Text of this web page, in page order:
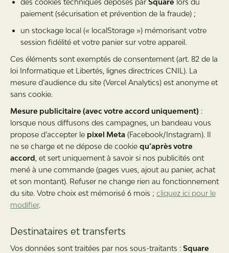
des cookies techniques déposés par Square lors du
paiement (sécurisation et prévention de la fraude) ;
un stockage local (« localStorage ») mémorisant votre
session fidélité et votre panier sur votre appareil.
Ces éléments sont exemptés de consentement (art. 82 de la
loi Informatique et Libertés, lignes directrices CNIL). La
mesure d’audience du site (Vercel Analytics) est anonyme et
sans cookie.
Mesure publicitaire (avec votre accord uniquement) :
lorsque nous diffusons des campagnes, un bandeau vous
propose d’accepter le pixel Meta (Facebook/Instagram). Il
ne se charge et ne dépose de cookie qu’après votre
accord, et sert uniquement à savoir si nos publicités ont
mené à une commande (pages vues, ajout au panier, achat
et son montant). Refuser ne change rien au fonctionnement
du site. Votre choix est mémorisé 6 mois ; cliquez ici pour le
modifier.
Destinataires et transferts
Vos données sont traitées par nos sous-traitants : Square